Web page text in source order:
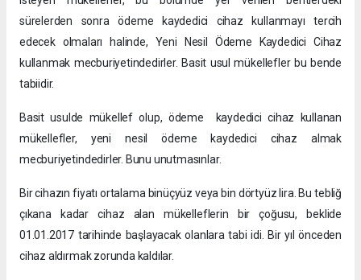
sürelerden sonra ödeme kaydedici cihaz kullanmayı tercih
edecek olmaları halinde, Yeni Nesil Ödeme Kaydedici Cihaz
kullanmak mecburiyetindedirler. Basit usul mükellefler bu bende
tabiidir.
Basit usulde mükellef olup, ödeme kaydedici cihaz kullanan
mükellefler, yeni nesil ödeme kaydedici cihaz almak
mecburiyetindedirler. Bunu unutmasınlar.
Bir cihazın fiyatı ortalama binüçyüz veya bin dörtyüz lira. Bu tebliğ
çıkana kadar cihaz alan mükelleflerin bir çoğusu, beklide
01.01.2017 tarihinde başlayacak olanlara tabi idi. Bir yıl önceden
cihaz aldırmak zorunda kaldılar.